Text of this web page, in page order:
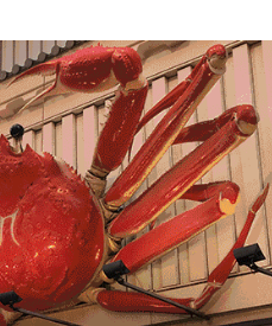
记住我的登录状态
没帐号？注册一个